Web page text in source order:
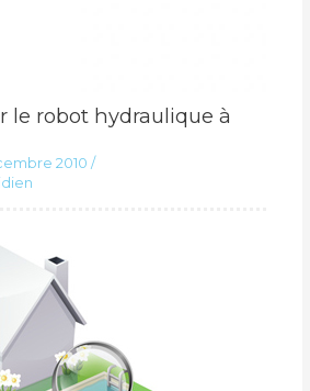
le robot hydraulique à
2010 /